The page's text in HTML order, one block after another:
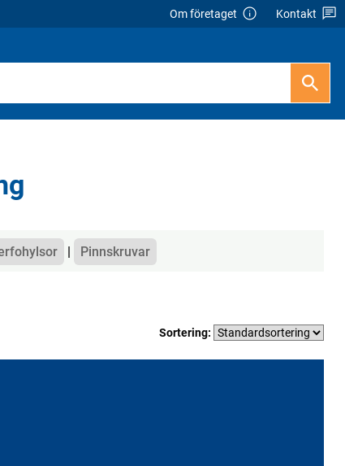
Om företaget Kontakt
Pinnskruvar
Sortering: